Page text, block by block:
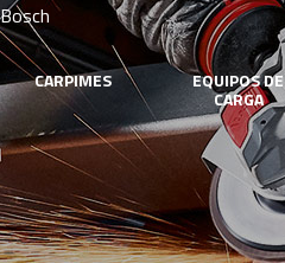
Bosch
CARPIMES EQUIPOS DE
CARGA